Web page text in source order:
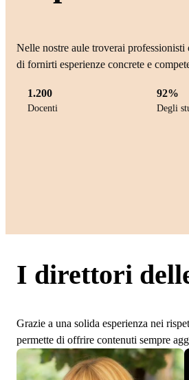
Nelle nostre aule troverai
di fornirti esperienze concrete e
1.200
Docenti
92%
Degli
I direttori
Grazie a una solida esperienza nei
permette di offrire contenuti sempre